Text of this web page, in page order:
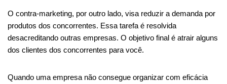
O contra-marketing, por outro lado, visa reduzir a demanda por
produtos dos concorrentes. Essa tarefa é resolvida
desacreditando outras empresas. O objetivo final é atrair alguns
dos clientes dos concorrentes para você.
Quando uma empresa não consegue organizar com eficácia